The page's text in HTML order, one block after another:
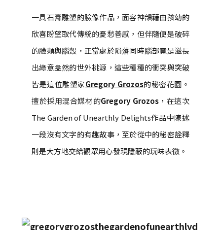
一具石膏雕塑的臉像作品，面容神韻藉由孩幼的
欣喜盼望取代傳統的憂愁善感，但伴隨便是破碎
的臉頰與腦殼，正當處於隕落同時腦部竟是滋長
出綠意盎然的世外桃源，這些種種的衝突與突破
皆是這位雕塑家Gregory Grozos的秘密花園。
擅於採用混合媒材的Gregory Grozos，在這次
The Garden of Unearthly Delights作品中陳述
一段沒有文字的有趣故事，至於從中的秘密詮釋
則是大方地交給觀眾用心發現隱蔽的玩味表徵。